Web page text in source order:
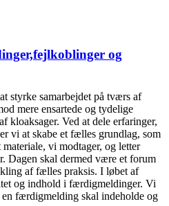
og
styrke samarbejdet på tværs af
mere ensartede og tydelige
kloaksager. Ved at dele erfaringer,
vi at skabe et fælles grundlag, som
vi modtager, og letter
Dagen skal dermed være et forum
af fælles praksis. I løbet af
og indhold i færdigmeldinger. Vi
færdigmelding skal indeholde og